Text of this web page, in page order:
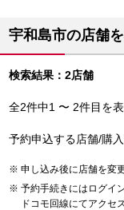
宇和島市の店舗
検索結果：2店舗
全2件中1 〜 2件目を
予約申込する店舗/購
申し込み後に店舗を変
予約手続きにはログイ
ドコモ回線にてアクセ